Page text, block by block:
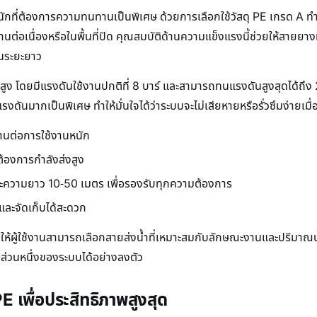
องการความทนทานเป็นพิเศษ ด้วยการเลือกใช้วัสดุ PE เกรด A ท
อเนื่องหรือในพื้นที่ปิด คุณสมบัติด้านความแข็งแรงนี้ช่วยให้สายยาง
ะยะยาว
โดยมีแรงดันใช้งานปกติที่ 8 บาร์ และสามารถทนแรงดันสูงสุดได้ถึ
นมากเป็นพิเศษ ทำให้มั่นใจได้ว่าระบบจะไม่เสียหายหรือรั่วซึมง่ายเ
ต่อการใช้งานหนัก
งการกำลังส่งสูง
วามยาว 10-50 เมตร เพื่อรองรับทุกความต้องการ
จัดเก็บได้สะดวก
ผู้ใช้งานสามารถเลือกสายส่งน้ำที่เหมาะสมกับลักษณะงานและปริมาณ
นหนึ่งของระบบได้อย่างลงตัว
เพื่อประสิทธิภาพสูงสุด